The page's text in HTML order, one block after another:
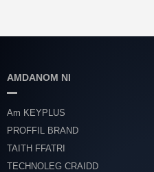
AMDANOM NI
Am KEYPLUS
PROFFIL BRAND
TAITH FFATRI
TECHNOLEG CRAIDD